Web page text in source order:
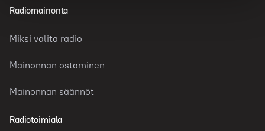
Radiomainonta
Miksi valita radio
Mainonnan ostaminen
Mainonnan säännöt
Radiotoimiala